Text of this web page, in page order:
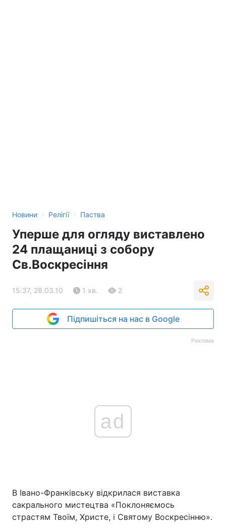
Новини › Релігії › Паства
Уперше для огляду виставлено
24 плащаниці з собору
Св.Воскресіння
15:37, 28.03.10 1 хв. 2
Підпишіться на нас в Google
Реклама
ad
В Івано-Франківську відкрилася виставка
сакрального мистецтва «Поклоняємось
страстям Твоїм, Христе, і Святому Воскресінню».